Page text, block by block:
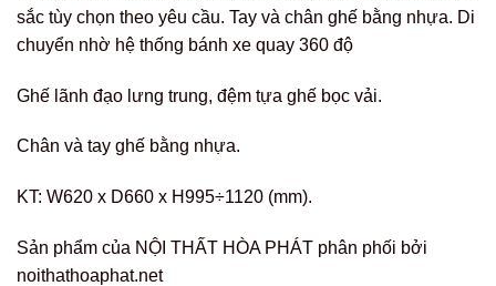
sắc tùy chọn theo yêu cầu. Tay và chân ghế bằng nhựa. Di
chuyển nhờ hệ thống bánh xe quay 360 độ
Ghế lãnh đạo lưng trung, đệm tựa ghế bọc vải.
Chân và tay ghế bằng nhựa.
KT: W620 x D660 x H995÷1120 (mm).
Sản phẩm của NỘI THẤT HÒA PHÁT phân phối bởi
noithathoaphat.net